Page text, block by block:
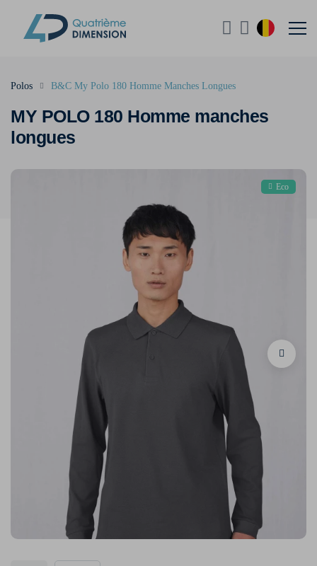
MY POLO 180 Homme manches
longues
Polos B&C My Polo 180 Homme Manches Longues
Eco